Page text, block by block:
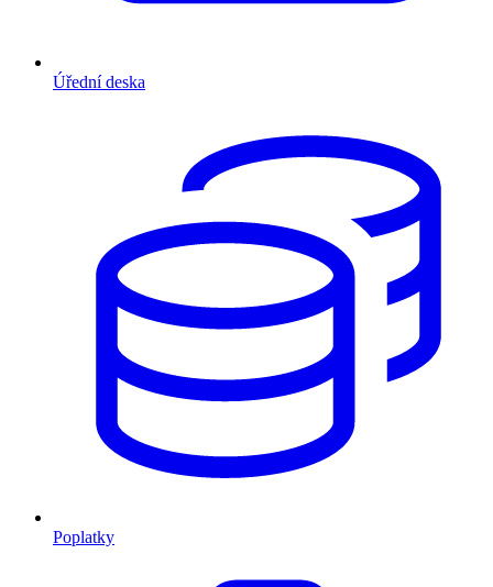
Úřední deska
Poplatky